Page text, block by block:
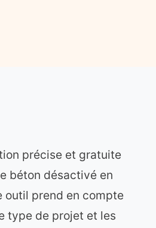
précise et gratuite
béton désactivé en
outil prend en compte
type de projet et les